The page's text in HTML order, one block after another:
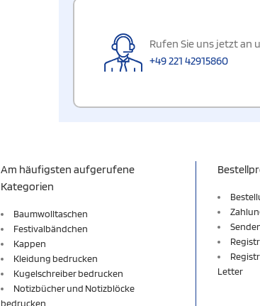
Rufen Sie uns jetzt an
+49 221 42915860
Am häufigsten aufgerufene
Kategorien
Baumwolltaschen
Festivalbändchen
Kappen
Kleidung bedrucken
Kugelschreiber bedrucken
Notizbücher und Notizblöcke
bedrucken
Letter